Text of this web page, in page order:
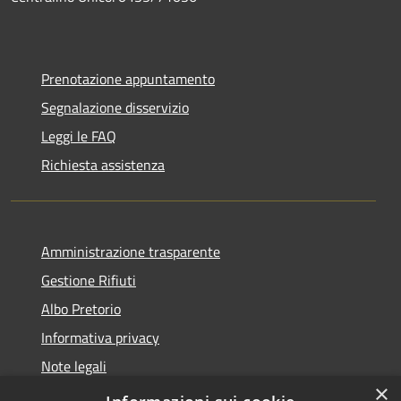
Prenotazione appuntamento
Segnalazione disservizio
Leggi le FAQ
Richiesta assistenza
Amministrazione trasparente
Gestione Rifiuti
Albo Pretorio
Informativa privacy
Note legali
Dichiarazione di accessibilità
×